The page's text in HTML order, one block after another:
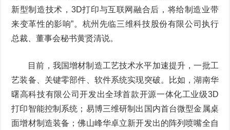
新型制造技术，3D打印与互联网融合后，将给制造业带
来变革性的影响”。杭州先临三维科技股份有限公司执行
总裁、董事会秘书黄贤清说。
目前，我国增材制造工艺技术水平加速提升，一批工
艺装备、关键零部件、软件系统实现突破。比如，湖南华
曙高科技有限公司开发出全球首款开源一体化工业级3D
打印智能控制系统；易博三维研制出国内首台微型金属桌
面增材制造装备；佛山峰华卓立新开发出的阵列喷嘴全自